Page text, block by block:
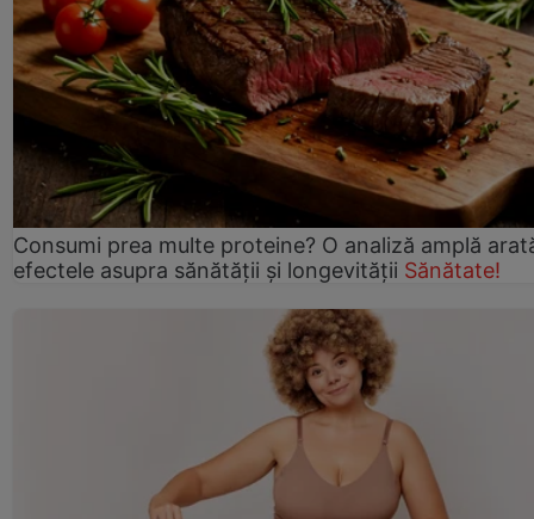
Consumi prea multe proteine? O analiză amplă
efectele asupra sănătății și longevității Sănătate!